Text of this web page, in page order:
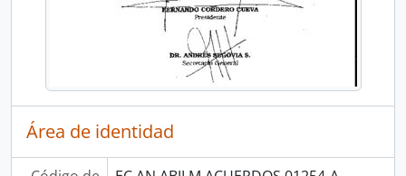
Área de identidad